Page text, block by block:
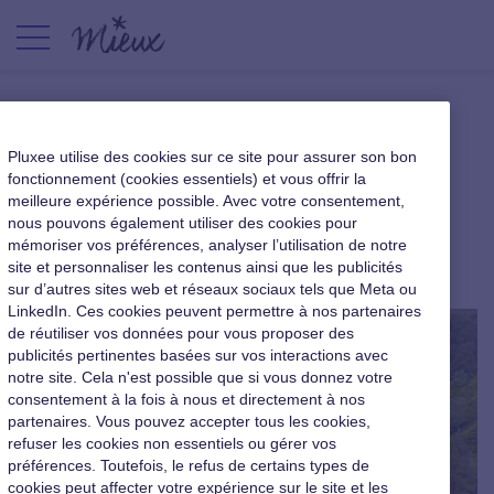
Et si le bien-être des salariés
en entreprise passait par le
sport ?
|26 juin 2015
Pluxee utilise des cookies sur ce site pour assurer son bon
fonctionnement (cookies essentiels) et vous offrir la
meilleure expérience possible. Avec votre consentement,
nous pouvons également utiliser des cookies pour
mémoriser vos préférences, analyser l’utilisation de notre
site et personnaliser les contenus ainsi que les publicités
sur d’autres sites web et réseaux sociaux tels que Meta ou
LinkedIn. Ces cookies peuvent permettre à nos partenaires
de réutiliser vos données pour vous proposer des
publicités pertinentes basées sur vos interactions avec
notre site. Cela n'est possible que si vous donnez votre
consentement à la fois à nous et directement à nos
partenaires. Vous pouvez accepter tous les cookies,
refuser les cookies non essentiels ou gérer vos
préférences. Toutefois, le refus de certains types de
cookies peut affecter votre expérience sur le site et les